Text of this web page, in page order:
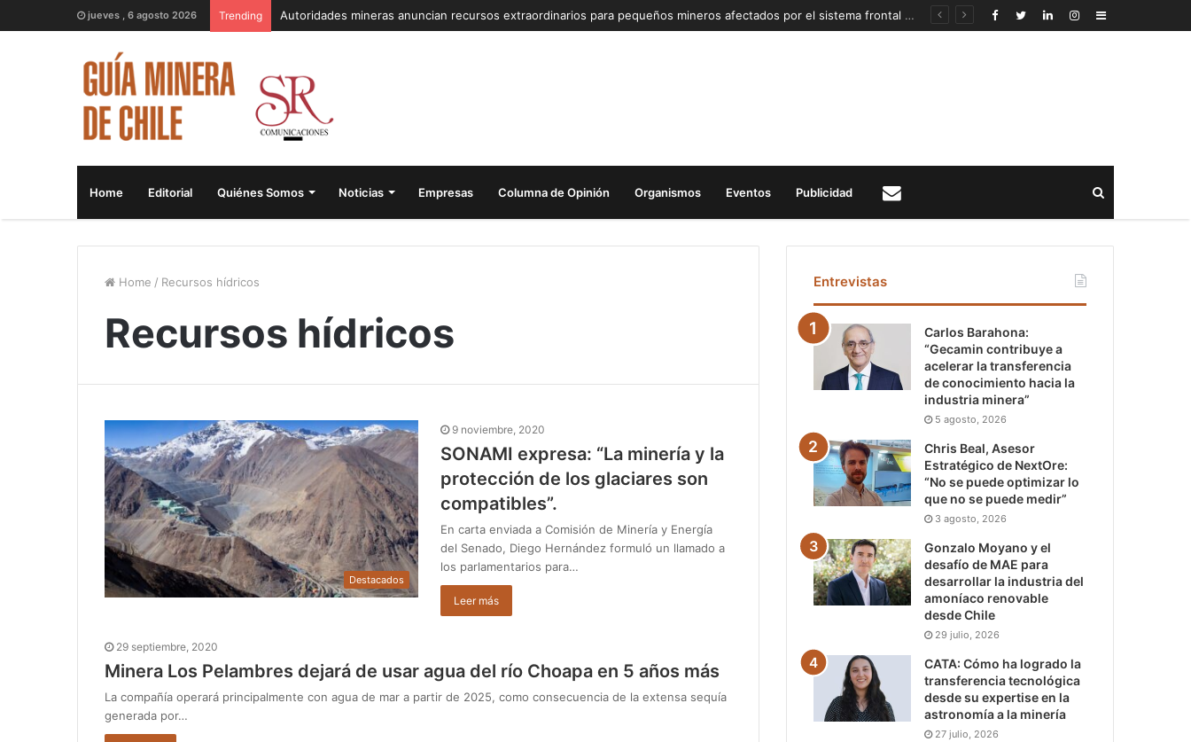
jueves , 6 agosto 2026 Trending Autoridades mineras anuncian recursos extraordinarios para pequeños mineros afectados por el sistema frontal en Coquimbo y Atacama Sidebar
Home Editorial Quiénes Somos Noticias Empresas Columna de Opinión Organismos Eventos Publicidad
Home / Recursos hídricos
Recursos hídricos
Destacados
9 noviembre, 2020
SONAMI expresa: “La minería y la
protección de los glaciares son
compatibles”.
En carta enviada a Comisión de Minería y Energía
del Senado, Diego Hernández formuló un llamado a
los parlamentarios para…
Leer más
29 septiembre, 2020
Minera Los Pelambres dejará de usar agua del río Choapa en 5 años más
La compañía operará principalmente con agua de mar a partir de 2025, como consecuencia de la extensa sequía
generada por…
Entrevistas
Carlos Barahona:
“Gecamin contribuye a
acelerar la transferencia
de conocimiento hacia la
industria minera”
5 agosto, 2026
Chris Beal, Asesor
Estratégico de NextOre:
“No se puede optimizar lo
que no se puede medir”
3 agosto, 2026
Gonzalo Moyano y el
desafío de MAE para
desarrollar la industria del
amoníaco renovable
desde Chile
29 julio, 2026
CATA: Cómo ha logrado la
transferencia tecnológica
desde su expertise en la
astronomía a la minería
27 julio, 2026